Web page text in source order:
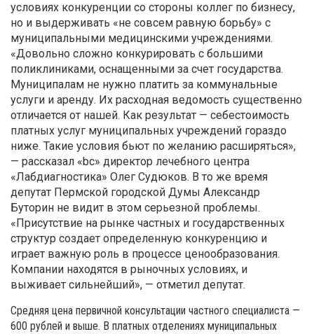
условиях конкуренции со стороны коллег по бизнесу,
но и выдерживать «не совсем равную борьбу» с
муниципальными медицинскими учреждениями.
«Довольно сложно конкурировать с большими
поликлиниками, оснащенными за счет государства.
Муниципалам не нужно платить за коммунальные
услуги и аренду. Их расходная ведомость существенно
отличается от нашей. Как результат — себестоимость
платных услуг муниципальных учреждений гораздо
ниже. Такие условия бьют по желанию расширяться»,
— рассказал «bc» директор лечебного центра
«Лабдиагностика» Олег Судюков. В то же время
депутат Пермской городской Думы Александр
Буторин не видит в этом серьезной проблемы.
«Присутствие на рынке частных и государственных
структур создает определенную конкуренцию и
играет важную роль в процессе цено­образования.
Компании находятся в рыночных условиях, и
выживает сильнейший», — отметил депутат.
Средняя цена первичной консультации частного специалиста —
600 рублей и выше. В платных отделениях муниципальных